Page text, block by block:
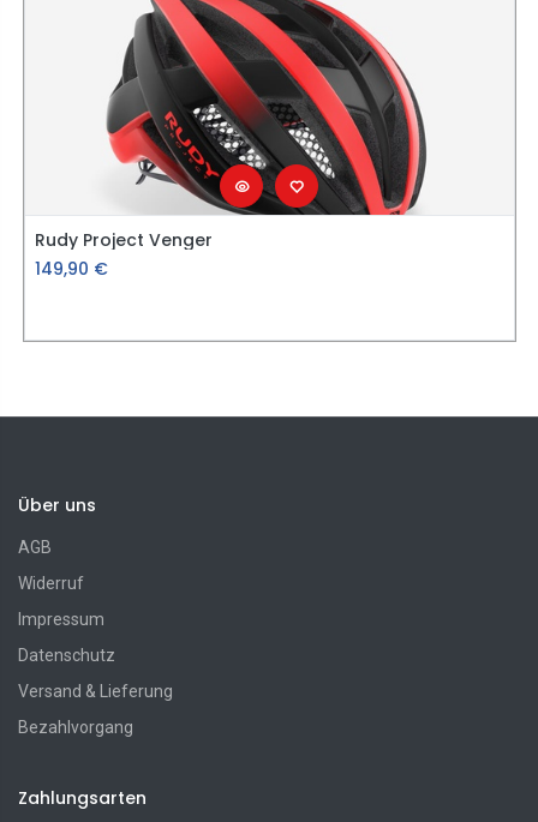
Rudy Project Venger
149,90 €
Über uns
AGB
Widerruf
Impressum
Datenschutz
Versand & Lieferung
Bezahlvorgang
Zahlungsarten